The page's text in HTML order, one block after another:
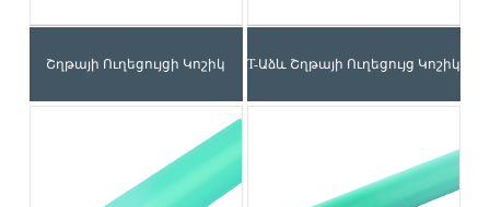
Շղթայի Ուղեցույցի Կոշիկ T-Աձև Շղթայի Ուղեցույց Կոշիկ